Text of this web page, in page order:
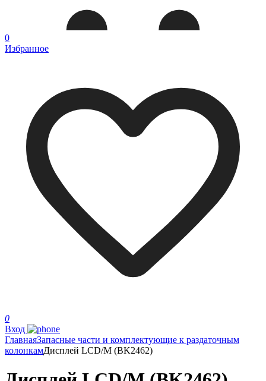
0
Избранное
0
Вход
ГлавнаяЗапасные части и комплектующие к раздаточным
колонкамДисплей LCD/M (BK2462)